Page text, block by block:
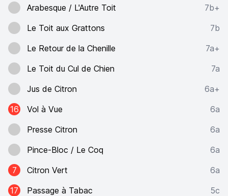
Arabesque / L'Autre Toit
7b+
Le Toit aux Grattons
7b
Le Retour de la Chenille
7a+
Le Toit du Cul de Chien
7a
Jus de Citron
6a+
16
Vol à Vue
6a
Presse Citron
6a
Pince-Bloc / Le Coq
6a
7
Citron Vert
6a
17
Passage à Tabac
5c